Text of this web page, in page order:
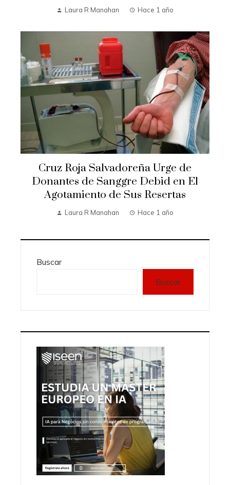
Laura R Manahan Hace 1 año
Cruz Roja Salvadoreña Urge de
Donantes de Sanggre Debid en El
Agotamiento de Sus Resertas
Laura R Manahan Hace 1 año
Buscar
Buscar